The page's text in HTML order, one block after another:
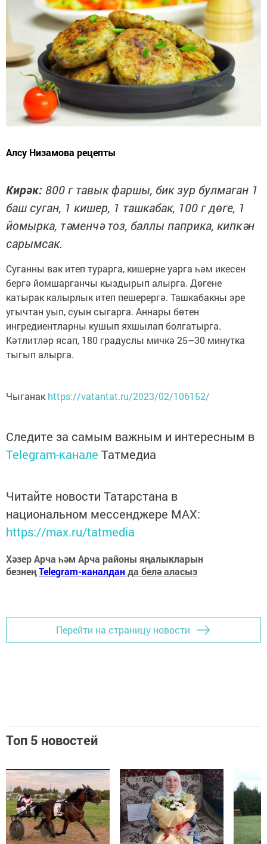
Алсу Низамова рецепты
Кирәк:800 г тавык фаршы, бик зур булмаган 1
баш суган, 1 кишер, 1 ташкабак, 100 г дөге, 1
йомырка, тәменчә тоз, баллы паприка, кипкән
сарымсак.
Суганны вак итеп турарга, кишерне уарга һәм икесен
бергә йомшарганчы кыздырып алырга. Дөгене
катырак калырлык итеп пешерергә. Ташкабакны эре
угычтан уып, суын сыгарга. Аннары бөтен
ингредиентларны кушып яхшылап болгатырга.
Кәтлитләр ясап, 180 градуслы мичкә 25–30 минутка
тыгып алырга.
Чыганак https://vatantat.ru/2023/02/106152/
Следите за самым важным и интересным в
Telegram-канале Татмедиа
Читайте новости Татарстана в
национальном мессенджере MАХ:
https://max.ru/tatmedia
Хәзер Арча һәм Арча районы яңалыкларын
безнеңTelegram-каналданда белә аласыз
Перейти на страницу новости
Топ 5 новостей